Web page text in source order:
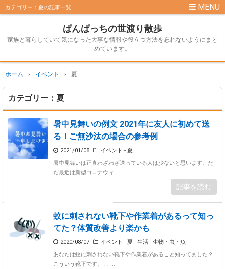
カテゴリー：夏の記事一覧
ぱんぱっちの世渡り散歩
家族と暮らしていて気になった大事な情報や役立つ方法を忘れないようにまと
めています。
ホーム › イベント › 夏
カテゴリー：夏
暑中見舞いの例文 2021年に友人に初めて送
る！ご無沙汰の場合の参考例
2021/01/08
イベント - 夏
暑中見舞いは正直わざわざ送っている人は少ないと思います。た
だ最近は新型コロナウィ ...
記事を読む
蚊に刺されない靴下や作業着があるって知っ
てた？体質改善より楽かも
2020/08/07 イベント - 夏 - 生活 - 生物・虫・魚
あなたは蚊に刺されない靴下や作業着があること知ってました？
こういう靴下です。↓↓ ...